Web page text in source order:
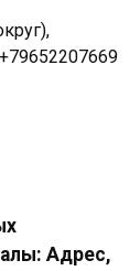
Адрес,